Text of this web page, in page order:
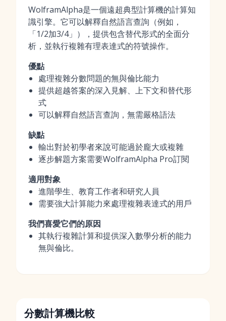
WolframAlpha是一個遠超典型計算機的計算知
識引擎。它可以解釋自然語言查詢（例如，
「1/2加3/4」），提供包含替代形式的全面分
析，並執行複雜有理表達式的符號操作。
優點
處理複雜分數問題的無與倫比能力
提供超越答案的深入見解、上下文和替代形
式
可以解釋自然語言查詢，無需嚴格語法
缺點
輸出對於初學者來說可能過於龐大或複雜
逐步解題方案需要WolframAlpha Pro訂閱
適用對象
進階學生、教育工作者和研究人員
需要強大計算能力來處理複雜表達式的用戶
我們喜愛它們的原因
其執行複雜計算和提供深入數學分析的能力
無與倫比。
分數計算機比較